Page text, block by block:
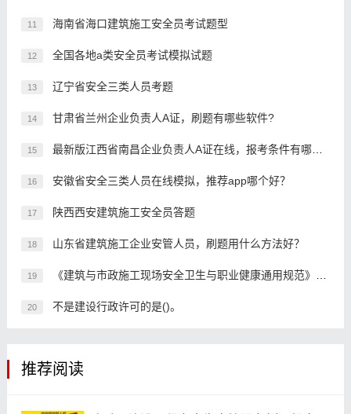
11 海南省海口建筑施工安全员考试题型
12 全国各地a类安全员考试模拟试题
13 辽宁省安全三类人员考题
14 甘肃省兰州企业负责人A证，刷题有哪些软件?
15 最新版江西省南昌企业负责人A证在线，报考条件有哪些？
16 安徽省安全三类人员在线模拟，推荐app哪个好？
17 陕西西安建筑施工安全员答题
18 山东省建筑施工企业安管人员，刷题用什么方法好？
19 《建筑与市政施工现场安全卫生与职业健康通用规范》第3.1.2条规定，施工现场应当合理设置、安全生产宣传标语和标牌，标牌设置应()。
20 不是建设行政许可的是()。
推荐阅读